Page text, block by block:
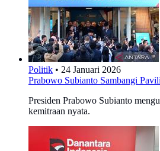
Politik • 24 Januari 2026
Prabowo Subianto Sambangi
Presiden Prabowo Subianto
kemitraan nyata.